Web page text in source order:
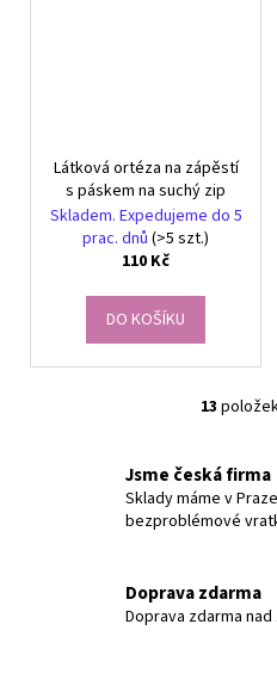
Látková ortéza na zápěstí
s páskem na suchý zip
Skladem. Expedujeme do 5
prac. dnů (>5 szt.)
110 Kč
DO KOŠÍKU
l
á
13
Jsme česká firma
Sklady máme v
bezproblémové
Doprava zdarma
Doprava zdarma nad